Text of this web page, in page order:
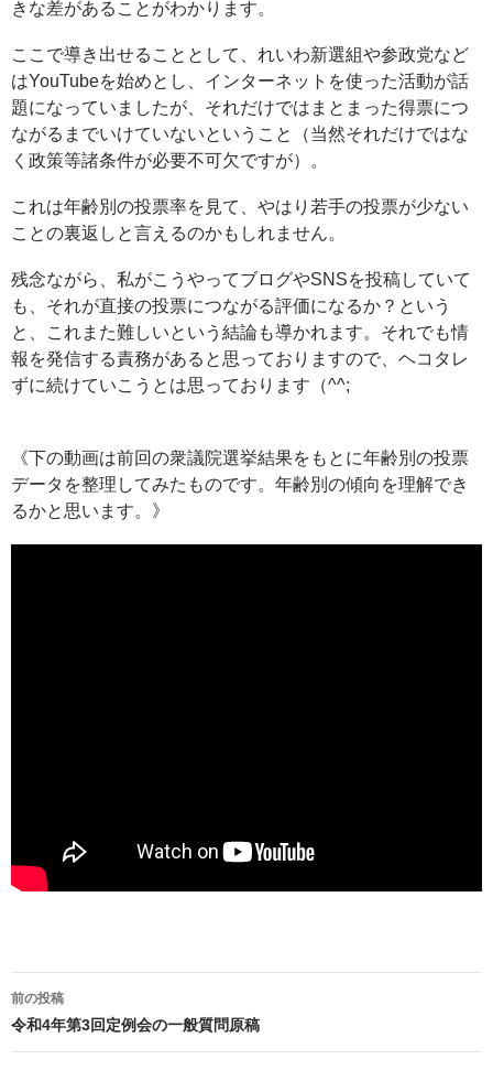
きな差があることがわかります。
ここで導き出せることとして、れいわ新選組や参政党など
はYouTubeを始めとし、インターネットを使った活動が話
題になっていましたが、それだけではまとまった得票につ
ながるまでいけていないということ（当然それだけではな
く政策等諸条件が必要不可欠ですが）。
これは年齢別の投票率を見て、やはり若手の投票が少ない
ことの裏返しと言えるのかもしれません。
残念ながら、私がこうやってブログやSNSを投稿していて
も、それが直接の投票につながる評価になるか？という
と、これまた難しいという結論も導かれます。それでも情
報を発信する責務があると思っておりますので、ヘコタレ
ずに続けていこうとは思っております（^^;
《下の動画は前回の衆議院選挙結果をもとに年齢別の投票
データを整理してみたものです。年齢別の傾向を理解でき
るかと思います。》
稿
前の投稿
令和4年第3回定例会の一般質問原稿